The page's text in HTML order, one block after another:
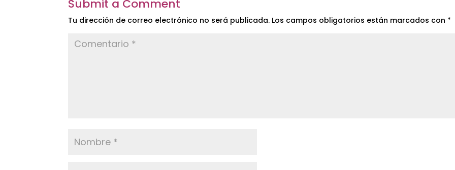
Submit a Comment
Tu dirección de correo electrónico no será publicada. Los campos obligatorios están marcados con *